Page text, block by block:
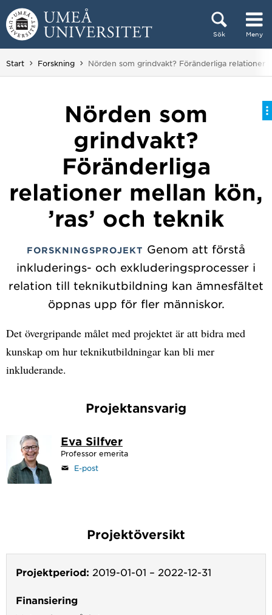
Hoppa direkt till innehållet
Sök Meny
Huvudmenyn dold.
Start Forskning Du är här:
Nörden som grindvakt? Föränderliga relationer
Nörden som
grindvakt?
Föränderliga
relationer mellan kön,
’ras’ och teknik
FORSKNINGSPROJEKT Genom att förstå
inkluderings- och exkluderingsprocesser i
relation till teknikutbildning kan ämnesfältet
öppnas upp för fler människor.
Det övergripande målet med projektet är att bidra med
kunskap om hur teknikutbildningar kan bli mer
inkluderande.
Projektansvarig
Eva Silfver
Professor emerita
E-post
Projektöversikt
Projektperiod: 2019-01-01 – 2022-12-31
Finansiering